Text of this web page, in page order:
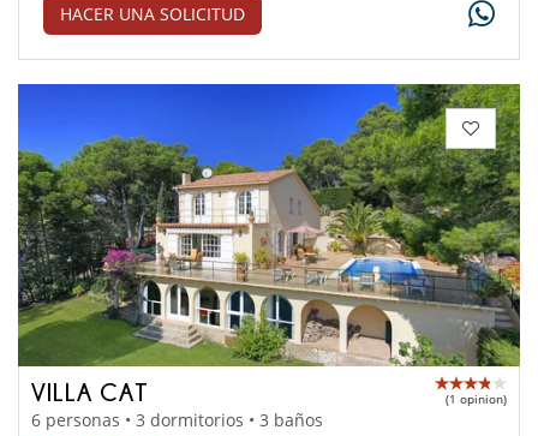
HACER UNA SOLICITUD
VILLA CAT (1 opinion)
6 personas • 3 dormitorios • 3 baños